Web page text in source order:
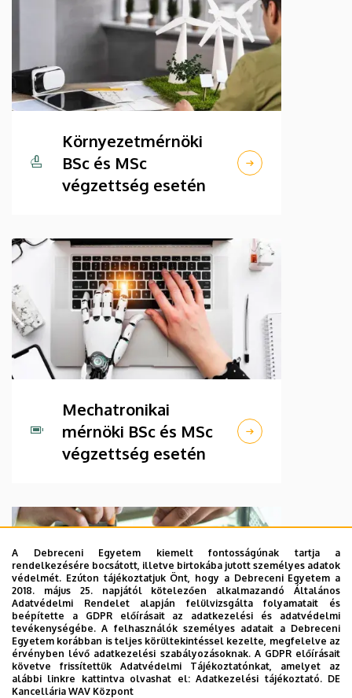
Környezetmérnöki
BSc és MSc
végzettség esetén
Mechatronikai
mérnöki BSc és MSc
végzettség esetén
Villamosmérnöki BSc
A Debreceni Egyetem kiemelt fontosságúnak tartja a
rendelkezésére bocsátott, illetve birtokába jutott személyes adatok
védelmét. Ezúton tájékoztatjuk Önt, hogy a Debreceni Egyetem a
2018. május 25. napjától kötelezően alkalmazandó Általános
Adatvédelmi Rendelet alapján felülvizsgálta folyamatait és
beépítette a GDPR előírásait az adatkezelési és adatvédelmi
tevékenységébe. A felhasználók személyes adatait a Debreceni
Egyetem korábban is teljes körültekintéssel kezelte, megfelelve az
érvényben lévő adatkezelési szabályozásoknak. A GDPR előírásait
követve frissítettük Adatvédelmi Tájékoztatónkat, amelyet az
alábbi linkre kattintva olvashat el:Adatkezelési tájékoztató. DE
Kancellária WAV Központ